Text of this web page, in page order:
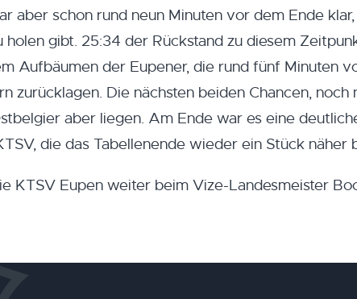
aber schon rund neun Minuten vor dem Ende klar,
gibt. 25:34 der Rückstand zu diesem
Aufbäumen der Eupener, die rund fünf Minuten
zurücklagen. Die nächsten beiden Chancen, noch
aber liegen. Am Ende war es eine
die das Tabellenende wieder ein Stück näher
KTSV Eupen weiter beim Vize-Landesmeister